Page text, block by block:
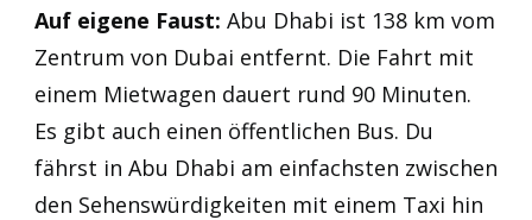
Auf eigene Faust: Abu Dhabi ist 138 km vom
Zentrum von Dubai entfernt. Die Fahrt mit
einem Mietwagen dauert rund 90 Minuten.
Es gibt auch einen öffentlichen Bus. Du
fährst in Abu Dhabi am einfachsten zwischen
den Sehenswürdigkeiten mit einem Taxi hin